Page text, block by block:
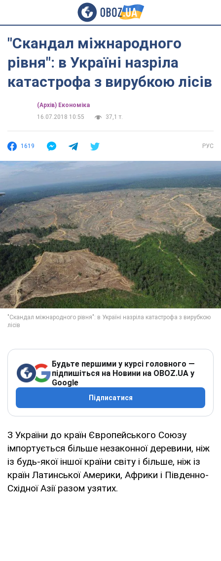
"Скандал міжнародного
рівня": в Україні назріла
катастрофа з вирубкою лісів
(Архів) Економіка
16.07.2018 10:55
37,1 т.
1619 РУС
Будьте першими у курсі головного —
підпишіться на Новини на OBOZ.UA у
Google
Підписатися
З України до країн Європейського Союзу
імпортується більше незаконної деревини, ніж
із будь-якої іншої країни світу і більше, ніж із
країн Латинської Америки, Африки і Південно-
Східної Азії разом узятих.